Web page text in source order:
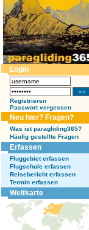
Login
Registrieren
Passwort vergessen
Neu hier? Fragen?
Was ist paragliding365?
Häufig gestellte Fragen
Erfassen
Fluggebiet erfassen
Flugschule erfassen
Reisebericht erfassen
Termin erfassen
Weltkarte